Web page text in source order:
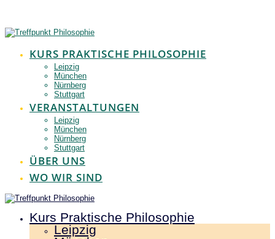
springen
KURS PRAKTISCHE PHILOSOPHIE
Leipzig
München
Nürnberg
Stuttgart
VERANSTALTUNGEN
Leipzig
München
Nürnberg
Stuttgart
ÜBER UNS
WO WIR SIND
Kurs Praktische Philosophie
Leipzig